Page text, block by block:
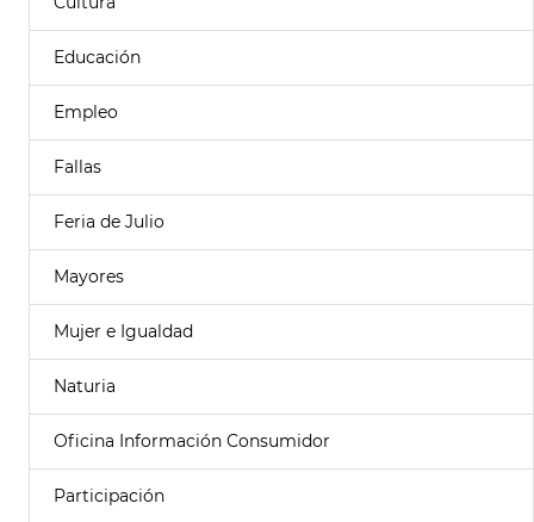
Educación
Empleo
Fallas
Feria de Julio
Mayores
Mujer e Igualdad
Naturia
Oficina Información Consumidor
Participación